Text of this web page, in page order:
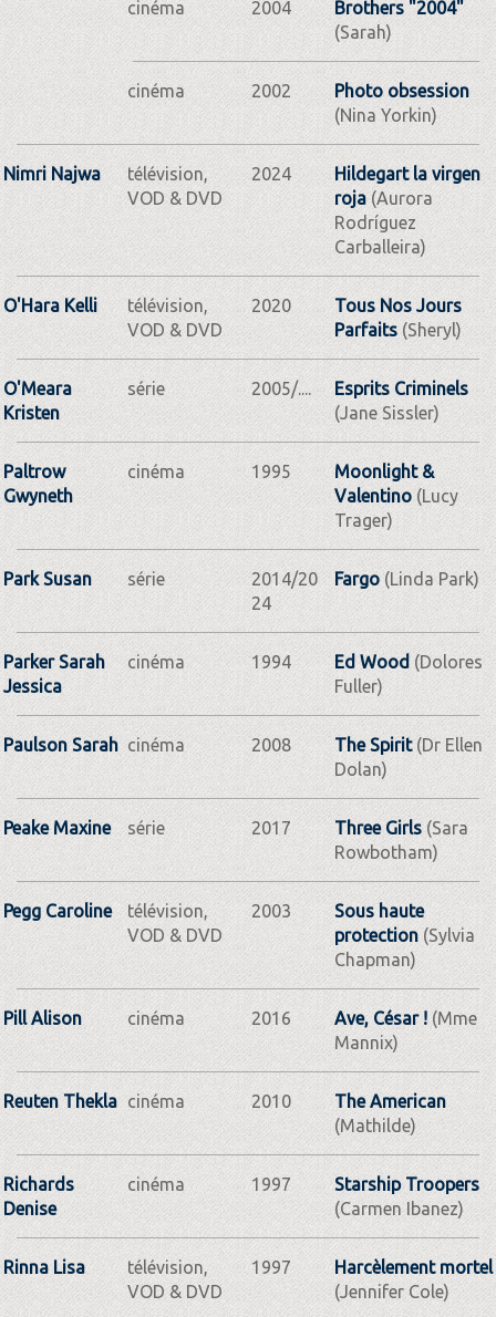
cinéma 2004
Brothers "2004"
(Sarah)
cinéma 2002
Photo obsession
(Nina Yorkin)
Nimri Najwa
télévision,
VOD & DVD
2024
Hildegart la virgen
roja(Aurora
Rodríguez
Carballeira)
O'Hara Kelli
télévision,
VOD & DVD
2020
Tous Nos Jours
Parfaits(Sheryl)
O'Meara
Kristen
série 2005/....
Esprits Criminels
(Jane Sissler)
Paltrow
Gwyneth
cinéma 1995
Moonlight &
Valentino(Lucy
Trager)
Park Susan série
2014/20
24
Fargo(Linda Park)
Parker Sarah
Jessica
cinéma 1994 Ed Wood(Dolores
Fuller)
Paulson Sarah cinéma 2008 The Spirit(Dr Ellen
Dolan)
Peake Maxine série 2017 Three Girls(Sara
Rowbotham)
Pegg Caroline
télévision,
VOD & DVD
2003
Sous haute
protection(Sylvia
Chapman)
Pill Alison cinéma 2016 Ave, César !(Mme
Mannix)
Reuten Thekla cinéma 2010
The American
(Mathilde)
Richards
Denise
cinéma 1997
Starship Troopers
(Carmen Ibanez)
Rinna Lisa
télévision,
VOD & DVD
1997
Harcèlement mortel
(Jennifer Cole)